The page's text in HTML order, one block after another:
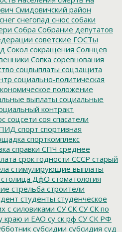
Смидовичский район
снег снегопад снюс собаки
Собра Собрание депутатов
советские ГОСТы
Сокол сокращения Солнцев
Сопка соревнования
соцвыплаты соцзащита
социально-политическая
положение
выплаты социальные
контракт
соцсети соя спасатели
спорт спортивная
спорткомплекс
справки СПЧ среднее
срок годности СССР старый
стимулирующие выплаты
столица ДфО стоматология
стрельба строители
студенты студенческое
с силовиками СУ СК СУ СК по
краю и ЕАО су ск рф СУ СК РФ
субсидии субсидия суд